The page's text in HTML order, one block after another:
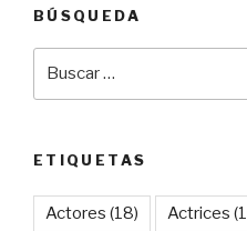
BÚSQUEDA
ETIQUETAS
Actores (18) Actrices